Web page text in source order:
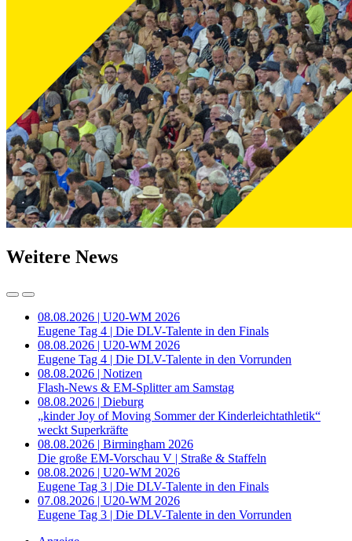
Weitere News
08.08.2026 | U20-WM 2026
Eugene Tag 4 | Die DLV-Talente in den Finals
08.08.2026 | U20-WM 2026
Eugene Tag 4 | Die DLV-Talente in den Vorrunden
08.08.2026 | Notizen
Flash-News & EM-Splitter am Samstag
08.08.2026 | Dieburg
„kinder Joy of Moving Sommer der Kinderleichtathletik“
weckt Superkräfte
08.08.2026 | Birmingham 2026
Die große EM-Vorschau V | Straße & Staffeln
08.08.2026 | U20-WM 2026
Eugene Tag 3 | Die DLV-Talente in den Finals
07.08.2026 | U20-WM 2026
Eugene Tag 3 | Die DLV-Talente in den Vorrunden